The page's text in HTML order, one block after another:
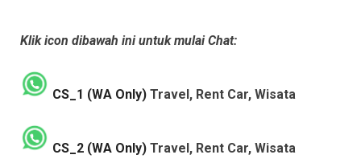
Klik icon dibawah ini untuk mulai Chat:
CS_1 (WA Only) Travel, Rent Car, Wisata
CS_2 (WA Only) Travel, Rent Car, Wisata